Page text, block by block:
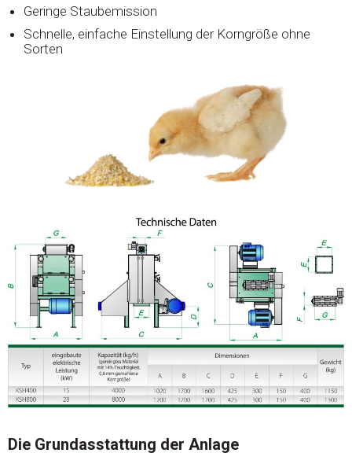
Geringe Staubemission
Schnelle, einfache Einstellung der Korngröße ohne
Sorten
Die Grundasstattung der Anlage